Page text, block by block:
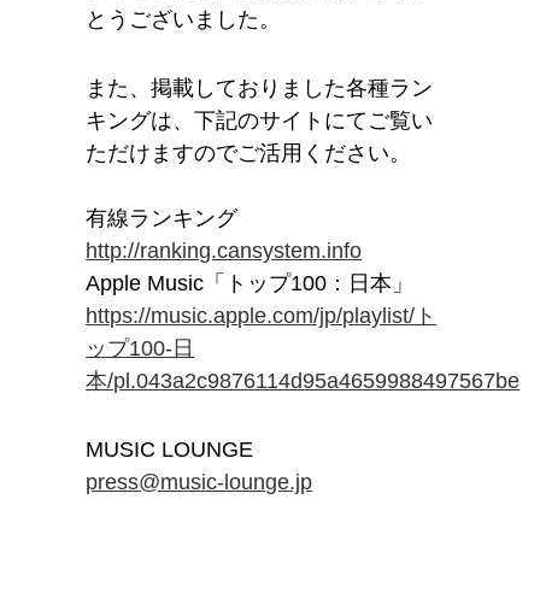
とうございました。
また、掲載しておりました各種ラン
キングは、下記のサイトにてご覧い
ただけますのでご活用ください。
有線ランキング
http://ranking.cansystem.info
Apple Music「トップ100：日本」
https://music.apple.com/jp/playlist/ト
ップ100-日
本/pl.043a2c9876114d95a4659988497567be
MUSIC LOUNGE
press@music-lounge.jp